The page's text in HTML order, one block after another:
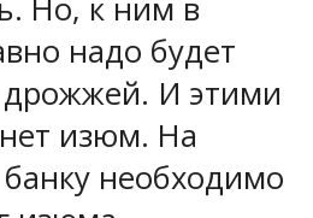
Но, к ним в
надо будет
И этими
изюм. На
необходимо